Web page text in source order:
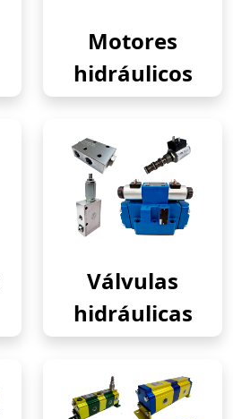
Motores
hidráulicos
Válvulas
hidráulicas